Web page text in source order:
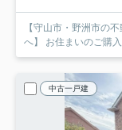
【守山市・野洲市の
へ】 お住まいのご購
中古一戸建